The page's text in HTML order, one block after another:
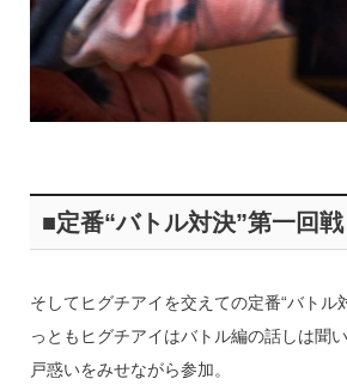
■定番“バトル対決”第一回戦
そしてヒグチアイを交えての定番“バトル
っともヒグチアイはバトル編の話しは聞
戸惑いをみせながら参加。